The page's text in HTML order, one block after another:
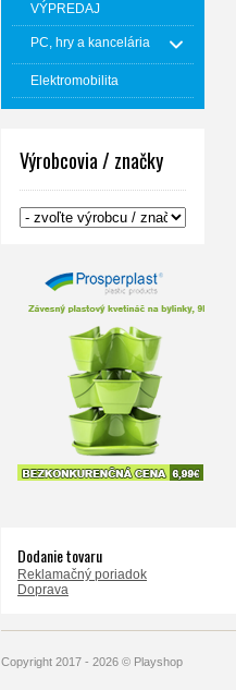
VÝPREDAJ
PC, hry a kancelária
Elektromobilita
Výrobcovia / značky
Dodanie tovaru
Reklamačný poriadok
Doprava
Copyright 2017 - 2026 © Playshop